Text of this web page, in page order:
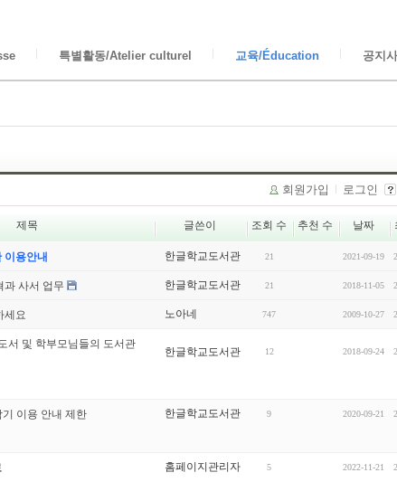
특별활동/Atelier culturel 교육/Éducation 공지
회원가입 로그인
제목 글쓴이 조회 수 추천 수 날짜
이용안내 한글학교도서관 21 2021-09-19
과 사서 업무 한글학교도서관 21 2018-11-05
세요 노아네 747 2009-10-27
서 및 학부모님들의 도서관
한글학교도서관 12 2018-09-24
이용 안내 제한 한글학교도서관 9 2020-09-21
홈페이지관리자 5 2022-11-21